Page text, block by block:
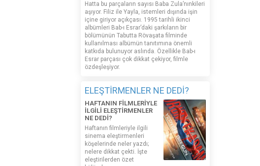
Hatta bu parçaların sayısı Baba Zula’nınkileri
aşıyor. Filiz ile Yayla, istemleri dışında işin
içine giriyor açıkçası. 1995 tarihli ikinci
albümleri Bab-ı Esrar’daki şarkıların bir
bölümünün Tabutta Rövaşata filminde
kullanılması albümün tanıtımına önemli
katkıda bulunuyor aslında. Özellikle Bab-ı
Esrar parçası çok dikkat çekiyor, filmle
özdeşleşiyor.
ELEŞTİRMENLER NE DEDİ?
HAFTANIN FİLMLERİYLE
İLGİLİ ELEŞTİRMENLER
NE DEDİ?
Haftanın filmleriyle ilgili
sinema eleştirmenleri
köşelerinde neler yazdı;
nelere dikkat çekti. İşte
eleştirilerden özet